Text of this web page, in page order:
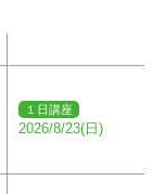
１日講座
2026/8/23(日)